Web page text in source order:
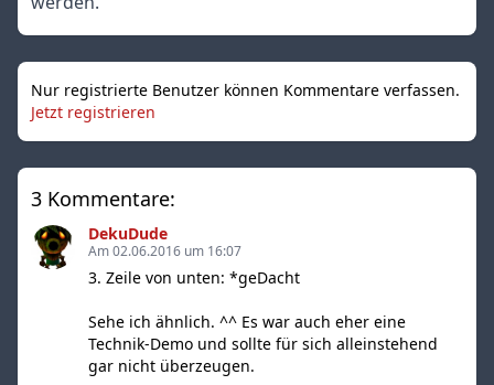
Nur registrierte Benutzer können Kommentare verfassen.
Jetzt registrieren
3 Kommentare:
DekuDude
Am 02.06.2016 um 16:07
3. Zeile von unten: *geDacht
Sehe ich ähnlich. ^^ Es war auch eher eine
Technik-Demo und sollte für sich alleinstehend
gar nicht überzeugen.